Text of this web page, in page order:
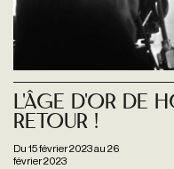
Du 15 février 2023au 26
février 2023
L'Âge d'or de
retour !